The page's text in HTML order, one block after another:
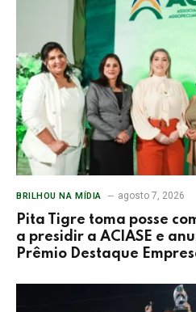
BRILHOU NA MÍDIA agosto 7, 2026
Pita Tigre toma posse
a presidir a ACIASE e
Prêmio Destaque